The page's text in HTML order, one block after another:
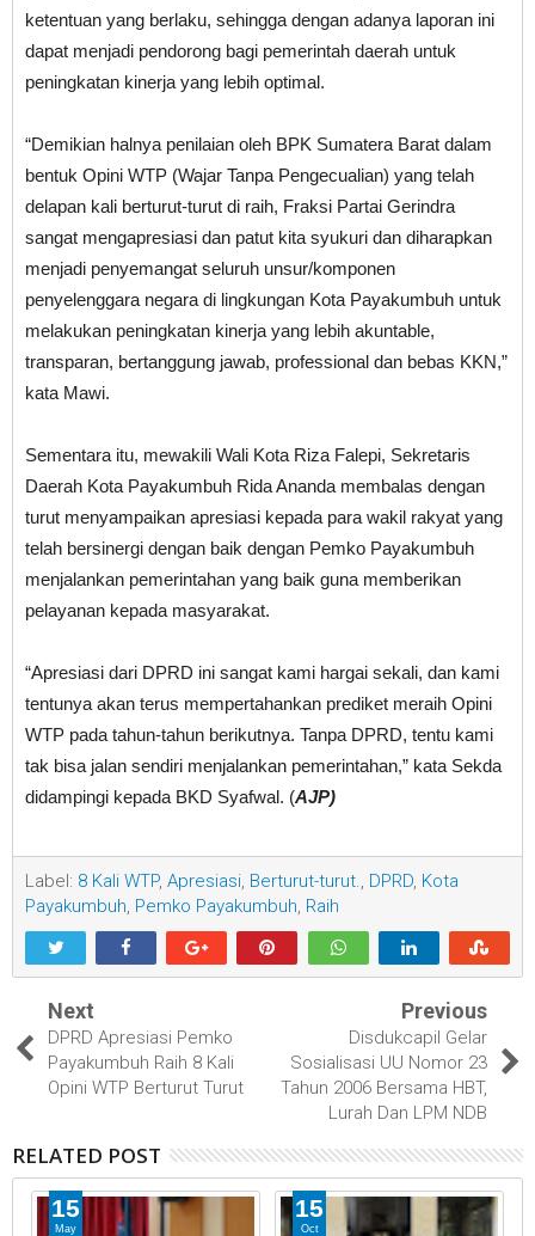
ketentuan yang berlaku, sehingga dengan adanya laporan ini
dapat menjadi pendorong bagi pemerintah daerah untuk
peningkatan kinerja yang lebih optimal.
“Demikian halnya penilaian oleh BPK Sumatera Barat dalam
bentuk Opini WTP (Wajar Tanpa Pengecualian) yang telah
delapan kali berturut-turut di raih, Fraksi Partai Gerindra
sangat mengapresiasi dan patut kita syukuri dan diharapkan
menjadi penyemangat seluruh unsur/komponen
penyelenggara negara di lingkungan Kota Payakumbuh untuk
melakukan peningkatan kinerja yang lebih akuntable,
transparan, bertanggung jawab, professional dan bebas KKN,”
kata Mawi.
Sementara itu, mewakili Wali Kota Riza Falepi, Sekretaris
Daerah Kota Payakumbuh Rida Ananda membalas dengan
turut menyampaikan apresiasi kepada para wakil rakyat yang
telah bersinergi dengan baik dengan Pemko Payakumbuh
menjalankan pemerintahan yang baik guna memberikan
pelayanan kepada masyarakat.
“Apresiasi dari DPRD ini sangat kami hargai sekali, dan kami
tentunya akan terus mempertahankan prediket meraih Opini
WTP pada tahun-tahun berikutnya. Tanpa DPRD, tentu kami
tak bisa jalan sendiri menjalankan pemerintahan,” kata Sekda
didampingi kepada BKD Syafwal. (AJP)
Label: 8 Kali WTP, Apresiasi, Berturut-turut., DPRD, Kota
Payakumbuh, Pemko Payakumbuh, Raih
Next
DPRD Apresiasi Pemko
Payakumbuh Raih 8 Kali
Opini WTP Berturut Turut
Previous
Disdukcapil Gelar
Sosialisasi UU Nomor 23
Tahun 2006 Bersama HBT,
Lurah Dan LPM NDB
RELATED POST
15
May
15
Oct